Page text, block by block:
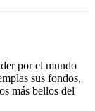
por el mundo
sus fondos,
más bellos del